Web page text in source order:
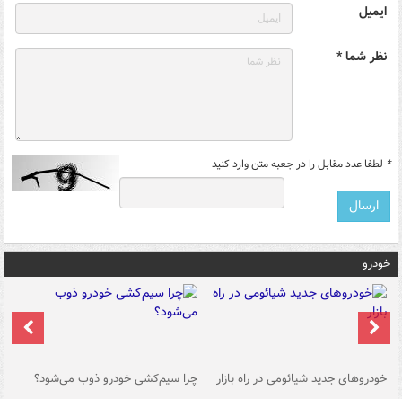
ایمیل
نظر شما *
* لطفا عدد مقابل را در جعبه متن وارد کنید
خودرو
خودروهای جدید شیائومی در راه بازار چرا سیم‌کشی خودرو ذوب می‌شود؟